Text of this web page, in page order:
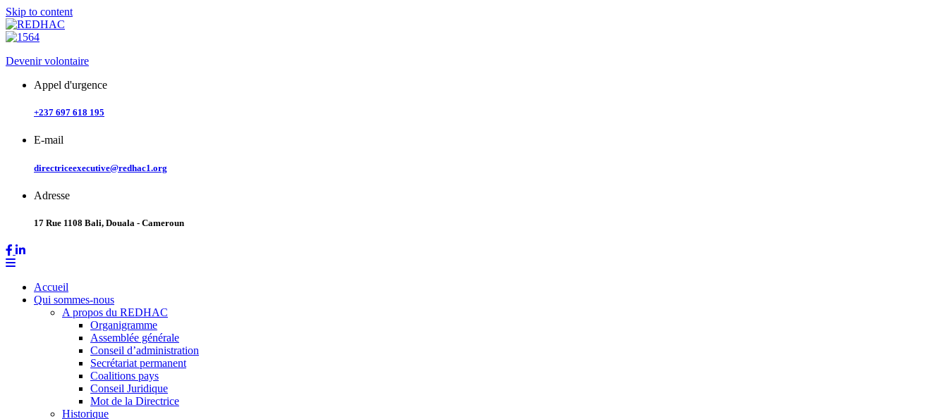
Skip to content
Devenir volontaire
Appel d'urgence
+237 697 618 195
E-mail
directriceexecutive@redhac1.org
Adresse
17 Rue 1108 Bali, Douala - Cameroun
Accueil
Qui sommes-nous
A propos du REDHAC
Organigramme
Assemblée générale
Conseil d’administration
Secrétariat permanent
Coalitions pays
Conseil Juridique
Mot de la Directrice
Historique